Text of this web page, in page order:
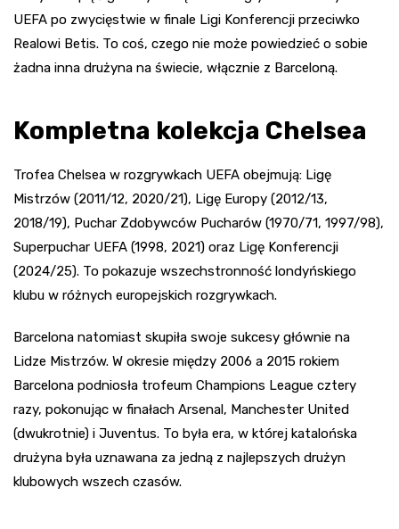
UEFA po zwycięstwie w finale Ligi Konferencji przeciwko
Realowi Betis. To coś, czego nie może powiedzieć o sobie
żadna inna drużyna na świecie, włącznie z Barceloną.
Kompletna kolekcja Chelsea
Trofea Chelsea w rozgrywkach UEFA obejmują: Ligę
Mistrzów (2011/12, 2020/21), Ligę Europy (2012/13,
2018/19), Puchar Zdobywców Pucharów (1970/71, 1997/98),
Superpuchar UEFA (1998, 2021) oraz Ligę Konferencji
(2024/25). To pokazuje wszechstronność londyńskiego
klubu w różnych europejskich rozgrywkach.
Barcelona natomiast skupiła swoje sukcesy głównie na
Lidze Mistrzów. W okresie między 2006 a 2015 rokiem
Barcelona podniosła trofeum Champions League cztery
razy, pokonując w finałach Arsenal, Manchester United
(dwukrotnie) i Juventus. To była era, w której katalońska
drużyna była uznawana za jedną z najlepszych drużyn
klubowych wszech czasów.